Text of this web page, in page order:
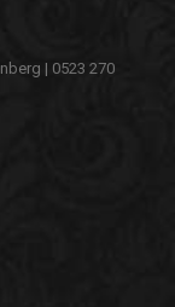
| 0523 270